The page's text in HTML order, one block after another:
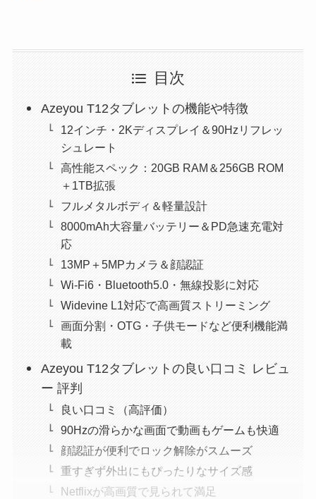
目次
Azeyou T12タブレットの機能や特徴
12インチ・2Kディスプレイ＆90Hzリフレッ
シュレート
高性能スペック：20GB RAM＆256GB ROM
＋1TB拡張
フルメタルボディ＆軽量設計
8000mAh大容量バッテリー＆PD急速充電対
応
13MP＋5MPカメラ＆顔認証
Wi-Fi6・Bluetooth5.0・無線投影に対応
Widevine L1対応で高画質ストリーミング
画面分割・OTG・子供モードなど便利機能満
載
Azeyou T12タブレットの良い口コミ レビュ
ー 評判
良い口コミ（高評価）
90Hzの滑らかな画面で動画もゲームも快適
顔認証が便利でロック解除がスムーズ
重すぎず外出にもぴったりなサイズ感
Netflixが高画質で見られて満足